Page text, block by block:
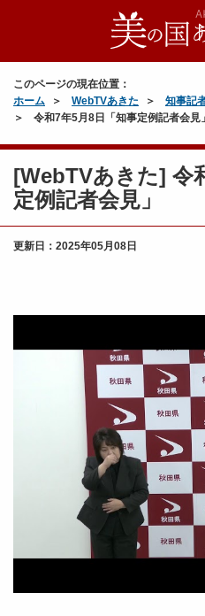
このページの現在位置：
ホーム
WebTVあきた 知事記
令和7年5月8日「知事定例記者会見」
[WebTVあきた] 令
定例記者会見」
更新日： 2025年05月08日